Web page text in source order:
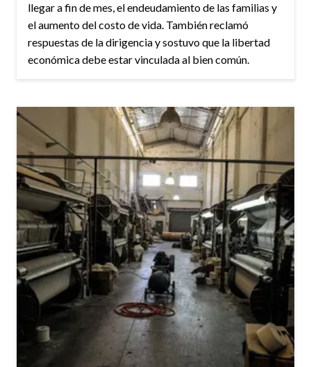
llegar a fin de mes, el endeudamiento de las familias y
el aumento del costo de vida. También reclamó
respuestas de la dirigencia y sostuvo que la libertad
económica debe estar vinculada al bien común.